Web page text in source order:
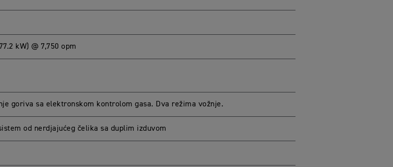
kW) @ 7,750 opm
goriva sa elektronskom kontrolom gasa. Dva režima vožnje.
od nerdjajućeg čelika sa duplim izduvom